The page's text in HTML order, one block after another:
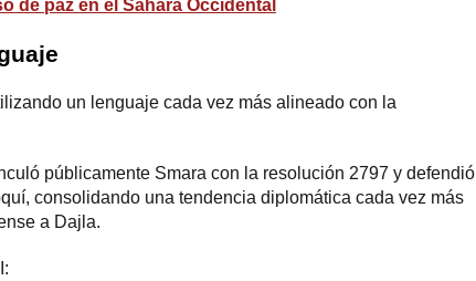
de paz en el Sáhara Occidental
un lenguaje cada vez más alineado con la
públicamente Smara con la resolución 2797 y defendió
consolidando una tendencia diplomática cada vez más
a Dajla.